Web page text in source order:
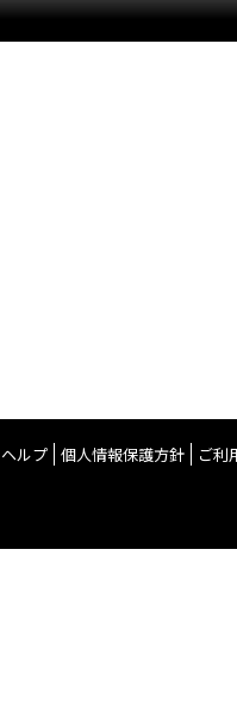
ヘルプ 個人情報保護方針 ご利